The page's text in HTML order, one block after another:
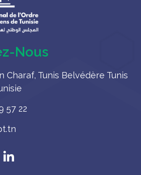
Nous
Charaf, Tunis Belvédère Tunis
57 22